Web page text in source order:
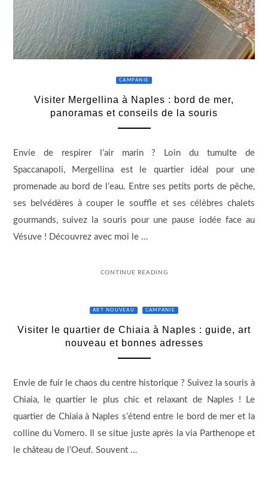
CAMPANIE
Visiter Mergellina à Naples : bord de mer,
panoramas et conseils de la souris
Envie de respirer l’air marin ? Loin du tumulte de
Spaccanapoli, Mergellina est le quartier idéal pour une
promenade au bord de l’eau. Entre ses petits ports de pêche,
ses belvédères à couper le souffle et ses célèbres chalets
gourmands, suivez la souris pour une pause iodée face au
Vésuve ! Découvrez avec moi le …
CONTINUE READING
ART NOUVEAU CAMPANIE
Visiter le quartier de Chiaia à Naples : guide, art
nouveau et bonnes adresses
Envie de fuir le chaos du centre historique ? Suivez la souris à
Chiaia, le quartier le plus chic et relaxant de Naples ! Le
quartier de Chiaia à Naples s’étend entre le bord de mer et la
colline du Vomero. Il se situe juste après la via Parthenope et
le château de l’Oeuf. Souvent …